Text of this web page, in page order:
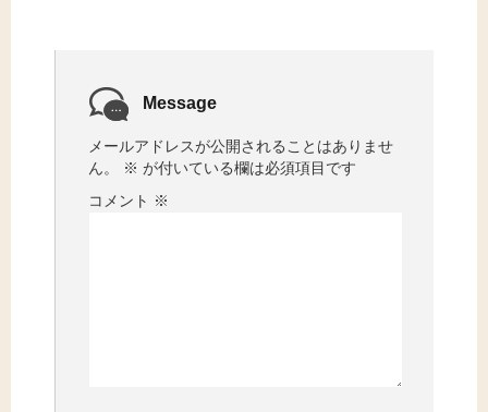
Message
メールアドレスが公開されることはありませ
ん。
※ が付いている欄は必須項目です
コメント ※